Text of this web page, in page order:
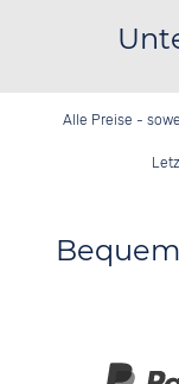
Alle Preise -